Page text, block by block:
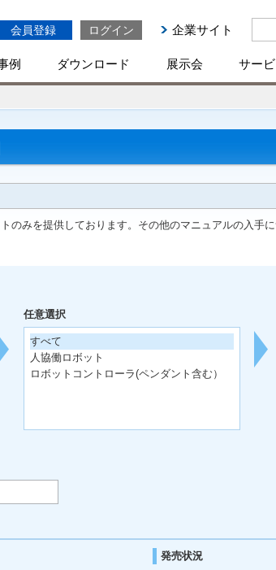
会員登録 ログイン 企業サイト
例 ダウンロード 展示会 サー
のみを提供しております。その他のマニュアルの入手
任意選択
すべて
人協働ロボット
ロボットコントローラ(ペンダント含む）
発売状況